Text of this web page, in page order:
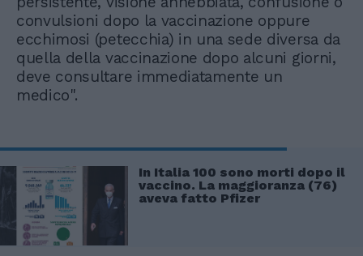
convulsioni dopo la vaccinazione oppure
ecchimosi (petecchia) in una sede diversa da
quella della vaccinazione dopo alcuni giorni,
deve consultare immediatamente un
medico".
In Italia 100 sono morti dopo il
vaccino. La maggioranza (76)
aveva fatto Pfizer